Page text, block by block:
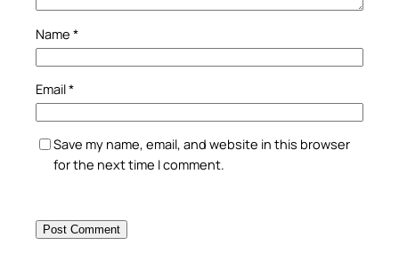
Name *
Email*
Save my name, email, and website in this browser
for the next time I comment.